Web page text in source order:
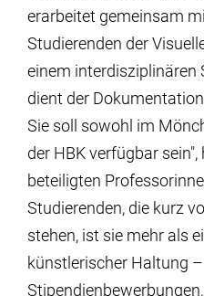
erarbeitet gemeinsam
Studierenden der
einem interdisziplinären
dient der
Sie soll sowohl im
der HBK verfügbar
beteiligten
Studierenden, die kurz
stehen, ist sie mehr als
künstlerischer Haltung